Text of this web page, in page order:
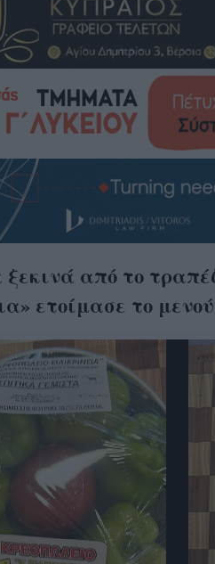
από το
ετοίμασε το